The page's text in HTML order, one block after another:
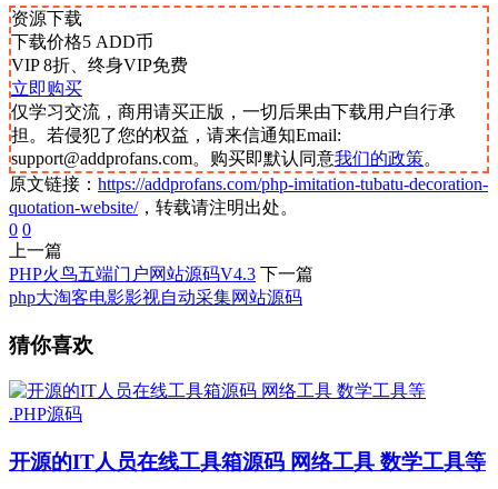
资源下载
下载价格5 ADD币
VIP 8折、终身VIP免费
立即购买
仅学习交流，商用请买正版，一切后果由下载用户自行承
担。若侵犯了您的权益，请来信通知Email:
support@addprofans.com。购买即默认同意我们的政策。
原文链接： https://addprofans.com/php-imitation-tubatu-decoration-
quotation-website/，转载请注明出处。
0 0
上一篇
PHP火鸟五端门户网站源码V4.3 下一篇
php大淘客电影影视自动采集网站源码
猜你喜欢
.PHP源码
开源的IT人员在线工具箱源码 网络工具 数学工具等